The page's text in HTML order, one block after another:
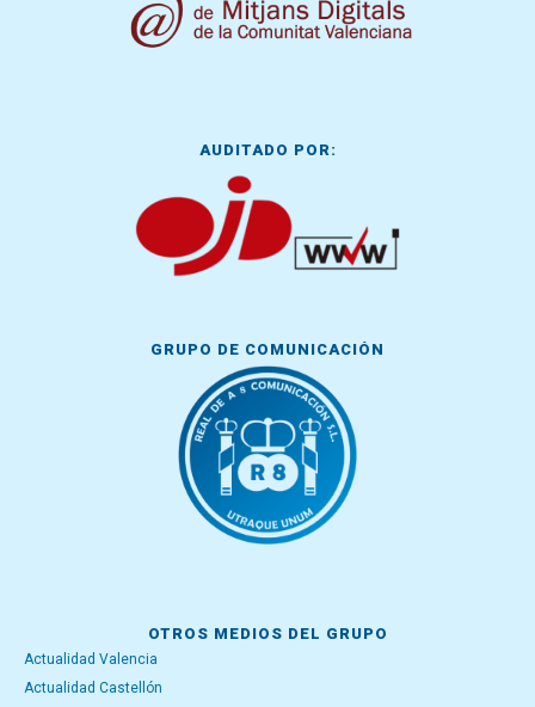
AUDITADO POR:
GRUPO DE COMUNICACIÓN
OTROS MEDIOS DEL GRUPO
Actualidad Valencia
Actualidad Castellón